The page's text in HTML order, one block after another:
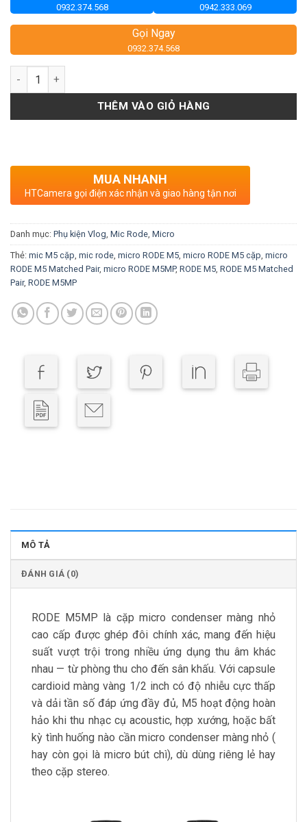
0932.374.568 0942.333.069
Gọi Ngay
0932.374.568
Số lượng
THÊM VÀO GIỎ HÀNG
MUA NHANH
HTCamera gọi điện xác nhận và giao hàng tận nơi
Danh mục: Phụ kiện Vlog Mic Rode Micro
Thẻ: mic M5 cặp mic rode micro RODE M5 micro RODE M5 cặp micro
RODE M5 Matched Pair, micro RODE M5MP, RODE M5 RODE M5 Matched
Pair, RODE M5MP
MÔ TẢ
ĐÁNH GIÁ (0)
RODE M5MP là cặp micro condenser màng nhỏ
cao cấp được ghép đôi chính xác, mang đến hiệu
suất vượt trội trong nhiều ứng dụng thu âm khác
nhau — từ phòng thu cho đến sân khấu. Với capsule
cardioid màng vàng 1/2 inch có độ nhiễu cực thấp
và dải tần số đáp ứng đầy đủ, M5 hoạt động hoàn
hảo khi thu nhạc cụ acoustic, hợp xướng, hoặc bất
kỳ tình huống nào cần micro condenser màng nhỏ (
hay còn gọi là micro bút chì), dù dùng riêng lẻ hay
theo cặp stereo.